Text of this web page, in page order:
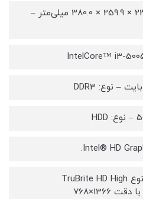
مشخصات فیزیکی:ابعاد: 23.5 × 259.9 × 380.0 میلی‌متر –
صفحه نمایش:15.6 اینچ از نوع TruBrite HD High